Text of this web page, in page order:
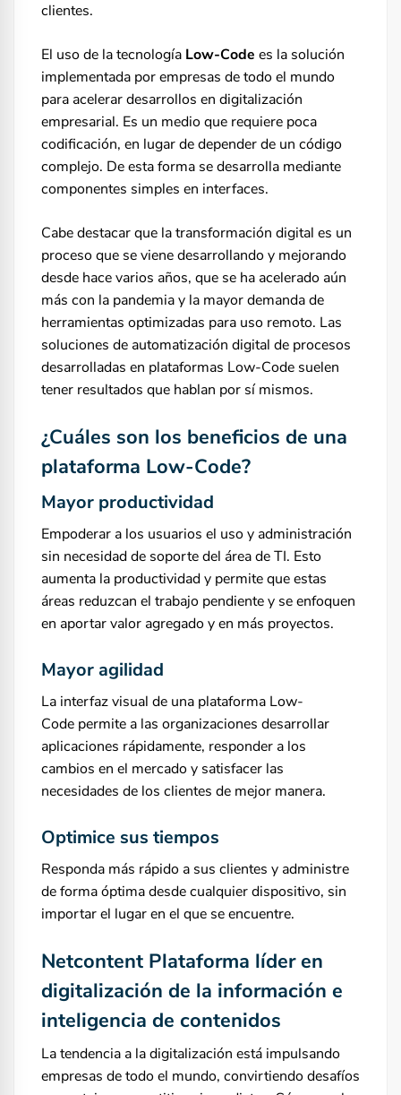
clientes.
El uso de la tecnología Low-Code es la solución
implementada por empresas de todo el mundo
para acelerar desarrollos en digitalización
empresarial. Es un medio que requiere poca
codificación, en lugar de depender de un código
complejo. De esta forma se desarrolla mediante
componentes simples en interfaces.
Cabe destacar que la transformación digital es un
proceso que se viene desarrollando y mejorando
desde hace varios años, que se ha acelerado aún
más con la pandemia y la mayor demanda de
herramientas optimizadas para uso remoto. Las
soluciones de automatización digital de procesos
desarrolladas en plataformas Low-Code suelen
tener resultados que hablan por sí mismos.
¿Cuáles son los beneficios de una
plataforma Low-Code?
Mayor productividad
Empoderar a los usuarios el uso y administración
sin necesidad de soporte del área de TI. Esto
aumenta la productividad y permite que estas
áreas reduzcan el trabajo pendiente y se enfoquen
en aportar valor agregado y en más proyectos.
Mayor agilidad
La interfaz visual de una plataforma Low-
Code permite a las organizaciones desarrollar
aplicaciones rápidamente, responder a los
cambios en el mercado y satisfacer las
necesidades de los clientes de mejor manera.
Optimice sus tiempos
Responda más rápido a sus clientes y administre
de forma óptima desde cualquier dispositivo, sin
importar el lugar en el que se encuentre.
Netcontent Plataforma líder en
digitalización de la información e
inteligencia de contenidos
La tendencia a la digitalización está impulsando
empresas de todo el mundo, convirtiendo desafíos